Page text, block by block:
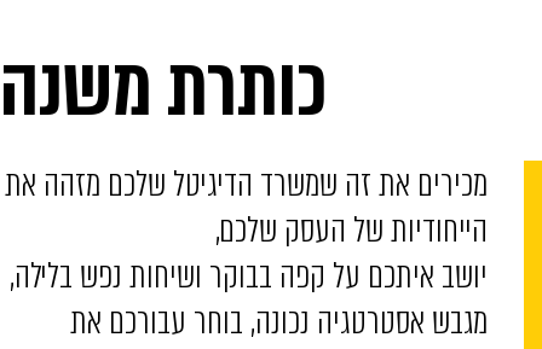
כותרת משנה
מכירים את זה שמשרד הדיגיטל שלכם מזהה את
הייחודיות של העסק שלכם,
יושב איתכם על קפה בבוקר ושיחות נפש בלילה,
מגבש אסטרטגיה נכונה, בוחר עבורכם את